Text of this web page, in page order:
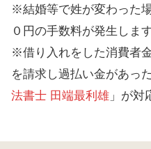
※結婚等で姓が変わった
０円の手数料が発生します
※借り入れをした消費者
を請求し過払い金があっ
法書士 田端最利雄 」が対